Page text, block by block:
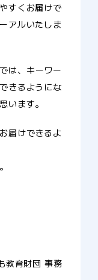
すくお届けで
アルいたしま
は、キーワー
きるようにな
います。
届けできるよ
教育財団 事務